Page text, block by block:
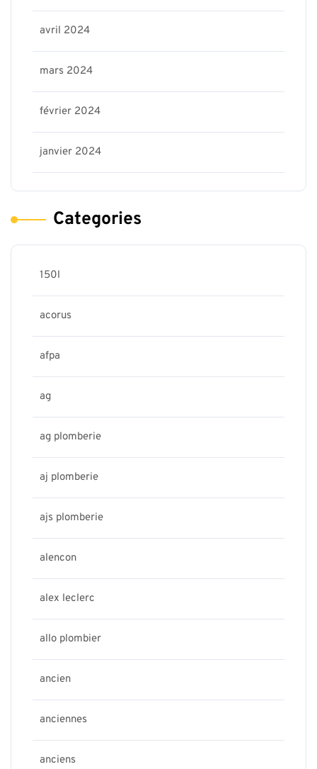
avril 2024
mars 2024
février 2024
janvier 2024
Categories
150l
acorus
afpa
ag
ag plomberie
aj plomberie
ajs plomberie
alencon
alex leclerc
allo plombier
ancien
anciennes
anciens